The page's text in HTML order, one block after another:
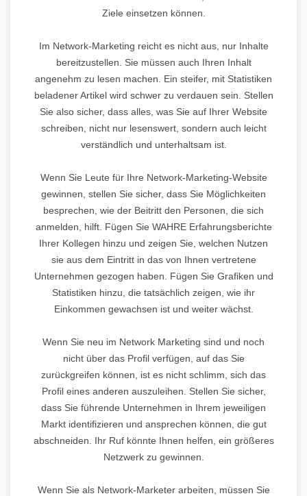
Ziele einsetzen können.
Im Network-Marketing reicht es nicht aus, nur Inhalte
bereitzustellen. Sie müssen auch Ihren Inhalt
angenehm zu lesen machen. Ein steifer, mit Statistiken
beladener Artikel wird schwer zu verdauen sein. Stellen
Sie also sicher, dass alles, was Sie auf Ihrer Website
schreiben, nicht nur lesenswert, sondern auch leicht
verständlich und unterhaltsam ist.
Wenn Sie Leute für Ihre Network-Marketing-Website
gewinnen, stellen Sie sicher, dass Sie Möglichkeiten
besprechen, wie der Beitritt den Personen, die sich
anmelden, hilft. Fügen Sie WAHRE Erfahrungsberichte
Ihrer Kollegen hinzu und zeigen Sie, welchen Nutzen
sie aus dem Eintritt in das von Ihnen vertretene
Unternehmen gezogen haben. Fügen Sie Grafiken und
Statistiken hinzu, die tatsächlich zeigen, wie ihr
Einkommen gewachsen ist und weiter wächst.
Wenn Sie neu im Network Marketing sind und noch
nicht über das Profil verfügen, auf das Sie
zurückgreifen können, ist es nicht schlimm, sich das
Profil eines anderen auszuleihen. Stellen Sie sicher,
dass Sie führende Unternehmen in Ihrem jeweiligen
Markt identifizieren und ansprechen können, die gut
abschneiden. Ihr Ruf könnte Ihnen helfen, ein größeres
Netzwerk zu gewinnen.
Wenn Sie als Network-Marketer arbeiten, müssen Sie